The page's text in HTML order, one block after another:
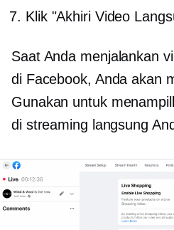
Klik "Akhiri Video
Saat Anda menjalankan
di Facebook, Anda akan
Gunakan untuk
di streaming langsung